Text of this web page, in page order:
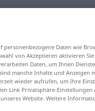
Daten wie
von Akzeptieren aktivieren Sie
Daten, um Ihnen
manche Inhalte und Anzeigen
wieder aufrufen, um Ihre
Link Privatsphäre-Einstellungen
Website. Weitere